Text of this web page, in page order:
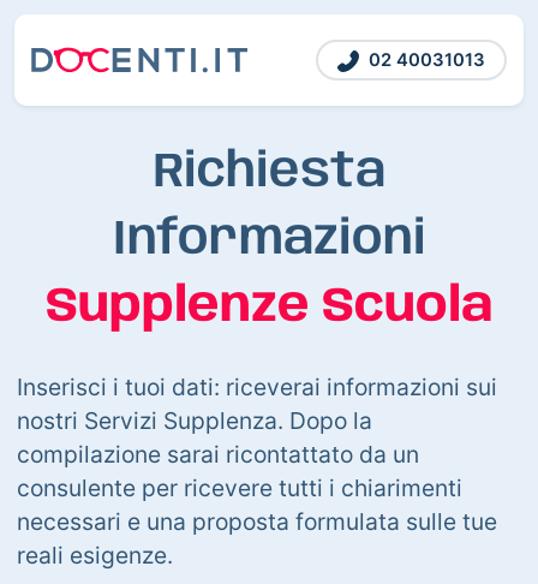
02 40031013
Richiesta
Informazioni
Supplenze Scuola
Inserisci i tuoi dati: riceverai informazioni sui
nostri Servizi Supplenza. Dopo la
compilazione sarai ricontattato da un
consulente per ricevere tutti i chiarimenti
necessari e una proposta formulata sulle tue
reali esigenze.